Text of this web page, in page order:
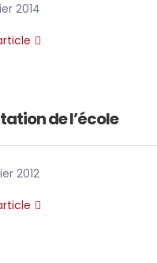
2014
de l’école
2012